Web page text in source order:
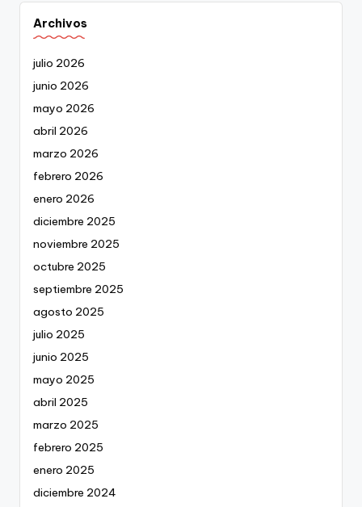
Archivos
julio 2026
junio 2026
mayo 2026
abril 2026
marzo 2026
febrero 2026
enero 2026
diciembre 2025
noviembre 2025
octubre 2025
septiembre 2025
agosto 2025
julio 2025
junio 2025
mayo 2025
abril 2025
marzo 2025
febrero 2025
enero 2025
diciembre 2024